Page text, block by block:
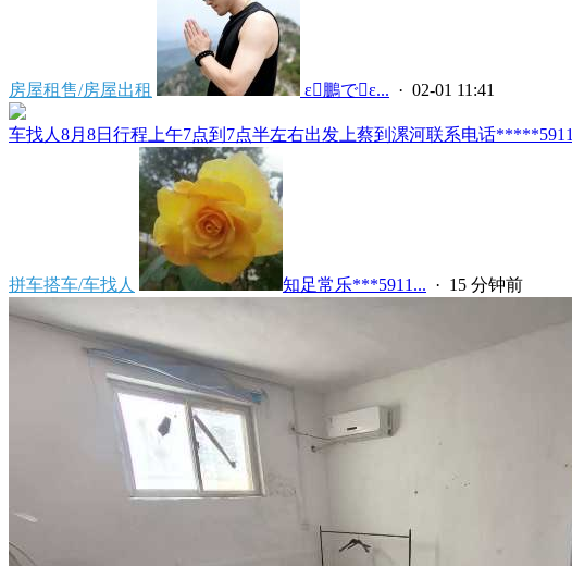
房屋租售/房屋出租  ε鵬でε... · 02-01 11:41
车找人8月8日行程上午7点到7点半左右出发上蔡到漯河联系电话
拼车搭车/车找人 知足常乐***5911... · 15 分钟前